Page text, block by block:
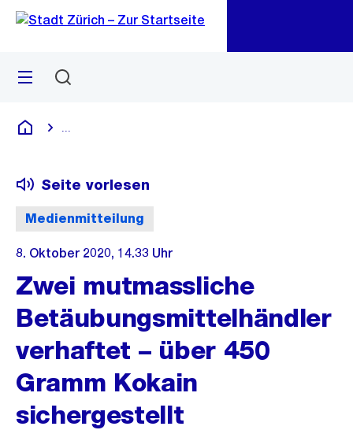
Navigation
Sprunglink
Menü
Deutsch
Medienmitteilung
Seite vorlesen
8. Oktober 2020, 14.33 Uhr
Zwei mutmassliche
Betäubungsmittelhändler
verhaftet – über 450
Gramm Kokain
sichergestellt